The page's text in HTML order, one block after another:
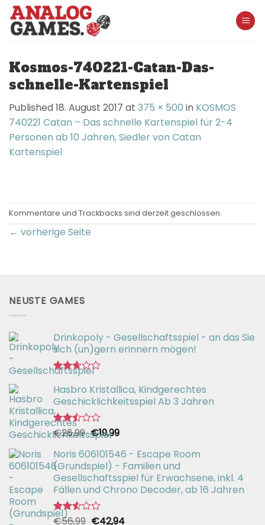
Skip
content
Kosmos-740221-Catan-Das-
schnelle-Kartenspiel
Published18. August 2017 at 375 × 500 in KOSMOS
740221 Catan – Das schnelle Kartenspiel für 2-4
Personen ab 10 Jahren, Siedler von Catan
Kartenspiel
Kommentare und Trackbacks sind derzeit geschlossen.
← vorherige Seite
NEUSTE GAMES
Drinkopoly - Gesellschaftsspiel - an das Sie
sich (un)gern erinnern mögen!
Bewertet
mit
2.67
von 5
Hasbro Kristallica, Kindgerechtes
Geschicklichkeitsspiel Ab 3 Jahren
Bewertet
mit
2.49
von 5
€26,99 Ursprünglicher
Preis
war:
€26,99
€19,99Aktueller
ist:
€19,99.
Noris 606101546 - Escape Room
(Grundspiel) - Familien und
Gesellschaftsspiel für Erwachsene, inkl. 4
Fällen und Chrono Decoder, ab 16 Jahren
Bewertet
€56,99 Ursprünglicher
€42,94Aktueller